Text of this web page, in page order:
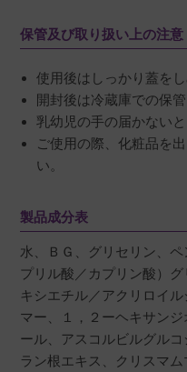
保管及び取り扱い上の注意
使用後はしっかり蓋をし
開封後は冷蔵庫での保
乳幼児の手の届かない
ご使用の際、化粧品を
い。
製品成分表
水、ＢＧ、グリセリン、
プリル酸／カプリン酸）
キシエチル／アクリロイ
マー、１，２ーヘキサン
ール、アスコルビルグル
ラン根エキス、クリスマ